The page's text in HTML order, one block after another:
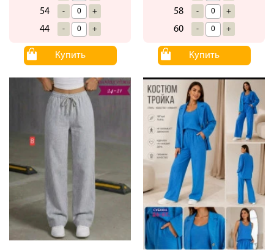
54 - +
44 - +
Купить
58 - +
60 - +
Купить